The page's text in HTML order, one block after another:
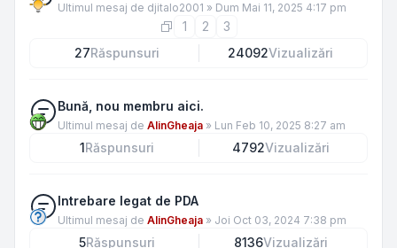
Ultimul mesaj de djitalo2001 » Dum Mai 11, 2025 4:17 pm
1 2
3
27Răspunsuri 24092Vizualizări
Bună, nou membru aici.
Ultimul mesaj de AlinGheaja » Lun Feb 10, 2025 8:27 am
1Răspunsuri 4792Vizualizări
Intrebare legat de PDA
Ultimul mesaj de AlinGheaja » Joi Oct 03, 2024 7:38 pm
5Răspunsuri 8136Vizualizări